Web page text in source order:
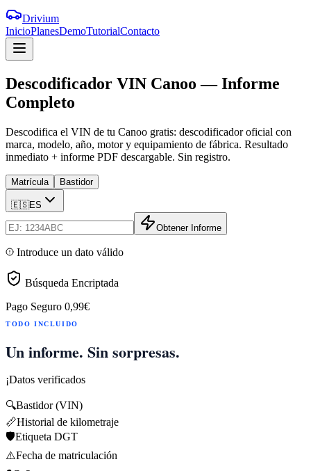
Drivium
InicioPlanesDemoTutorialContacto
Descodificador VIN Canoo—Informe
Completo
Descodifica el VIN de tu Canoo gratis: descodificador oficial con
marca, modelo, año, motor y equipamiento de fábrica. Resultado
inmediato + informe PDF descargable. Sin registro.
Matrícula Bastidor
🇪🇸ES
Obtener Informe
Introduce un dato válido
Búsqueda Encriptada
Pago Seguro 0,99€
TODO INCLUIDO
Un informe. Sin sorpresas.
¡Datos verificados
🔍Bastidor (VIN)
📏Historial de kilometraje
🛡️Etiqueta DGT
⚠️Fecha de matriculación